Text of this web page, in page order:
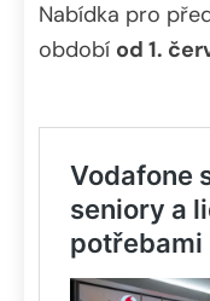
Nabídka pro
období od 1.